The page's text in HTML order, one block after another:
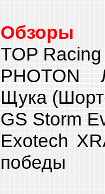
Обзоры
TOP Racing
Щука
GS Storm
Exotech
победы